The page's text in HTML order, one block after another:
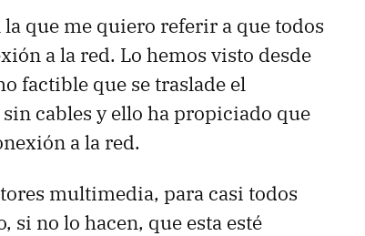
la que me quiero referir a que todos
a la red. Lo hemos visto desde
factible que se traslade el
cables y ello ha propiciado que
a la red.
multimedia, para casi todos
si no lo hacen, que esta esté